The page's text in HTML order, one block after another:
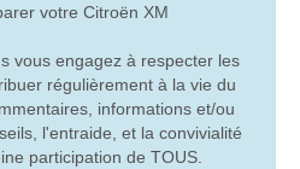
votre Citroën XM
vous engagez à respecter les
régulièrement à la vie du
informations et/ou
l'entraide, et la convivialité
participation de TOUS.